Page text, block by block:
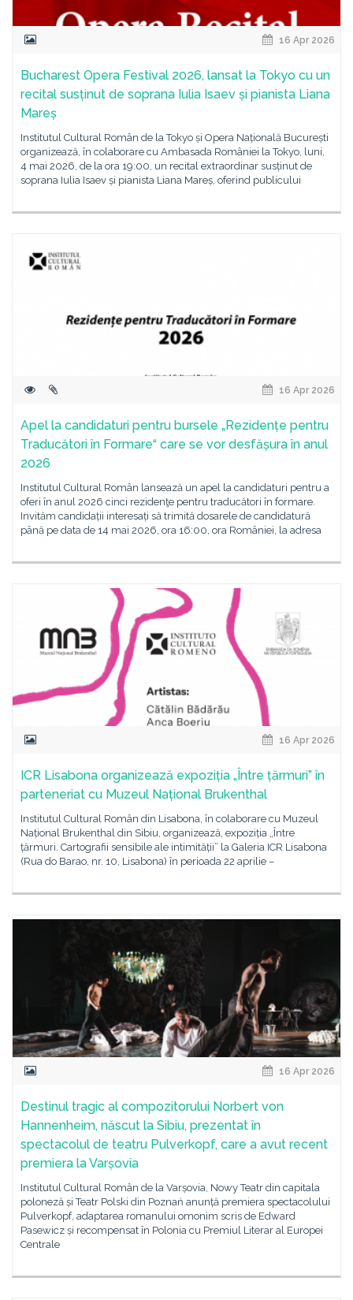
16 Apr 2026
Bucharest Opera Festival 2026, lansat la Tokyo cu un
recital susținut de soprana Iulia Isaev și pianista Liana
Mareș
Institutul Cultural Român de la Tokyo și Opera Națională București
organizează, în colaborare cu Ambasada României la Tokyo, luni,
4 mai 2026, de la ora 19:00, un recital extraordinar susținut de
soprana Iulia Isaev și pianista Liana Mareș, oferind publicului
16 Apr 2026
Apel la candidaturi pentru bursele „Rezidențe pentru
Traducători în Formare“ care se vor desfășura în anul
2026
Institutul Cultural Român lansează un apel la candidaturi pentru a
oferi în anul 2026 cinci rezidenţe pentru traducători în formare.
Invităm candidații interesați să trimită dosarele de candidatură
până pe data de 14 mai 2026, ora 16:00, ora României, la adresa
16 Apr 2026
ICR Lisabona organizează expoziția „Între țărmuri” în
parteneriat cu Muzeul Național Brukenthal
Institutul Cultural Român din Lisabona, în colaborare cu Muzeul
Național Brukenthal din Sibiu, organizează, expoziția „Între
țărmuri. Cartografii sensibile ale intimității” la Galeria ICR Lisabona
(Rua do Barao, nr. 10, Lisabona) în perioada 22 aprilie –
16 Apr 2026
Destinul tragic al compozitorului Norbert von
Hannenheim, născut la Sibiu, prezentat în
spectacolul de teatru Pulverkopf, care a avut recent
premiera la Varșovia
Institutul Cultural Român de la Varșovia, Nowy Teatr din capitala
poloneză și Teatr Polski din Poznań anunță premiera spectacolului
Pulverkopf, adaptarea romanului omonim scris de Edward
Pasewicz și recompensat în Polonia cu Premiul Literar al Europei
Centrale